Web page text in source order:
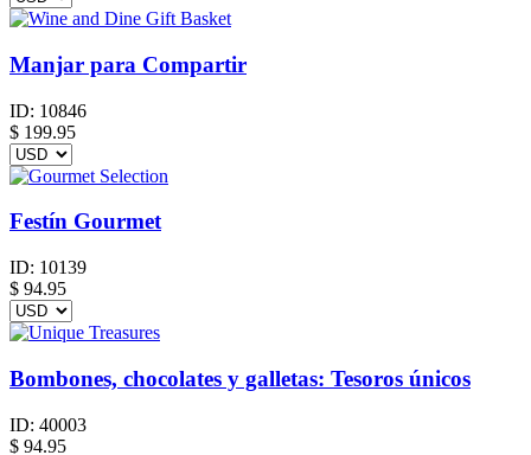
Manjar para Compartir
ID: 10846
$ 199.95
Festín Gourmet
ID: 10139
$ 94.95
Bombones, chocolates y galletas: Tesoros únicos
ID: 40003
$ 94.95